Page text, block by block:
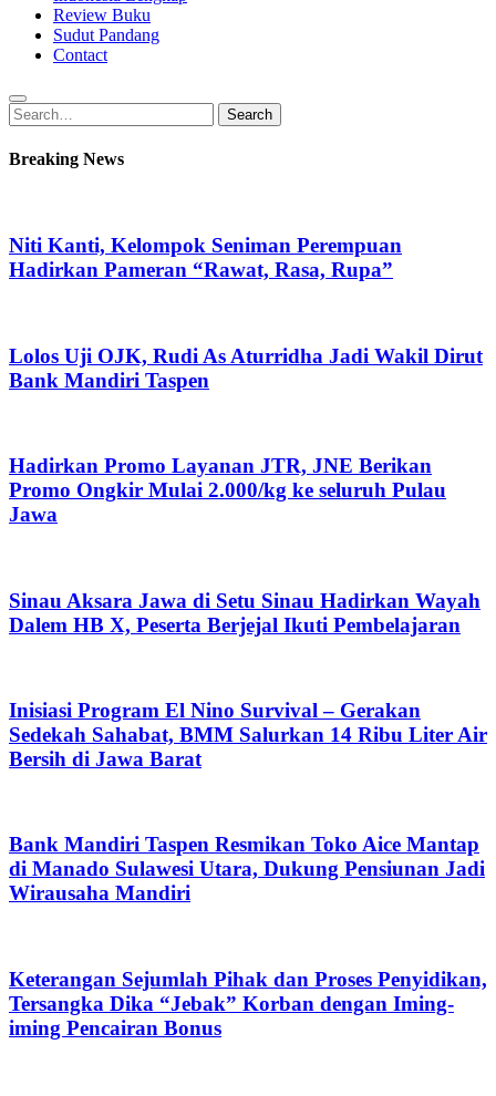
Review Buku
Sudut Pandang
Contact
Search
for:
Search
Breaking News
Niti Kanti, Kelompok Seniman Perempuan
Hadirkan Pameran “Rawat, Rasa, Rupa”
Lolos Uji OJK, Rudi As Aturridha Jadi Wakil Dirut
Bank Mandiri Taspen
Hadirkan Promo Layanan JTR, JNE Berikan
Promo Ongkir Mulai 2.000/kg ke seluruh Pulau
Jawa
Sinau Aksara Jawa di Setu Sinau Hadirkan Wayah
Dalem HB X, Peserta Berjejal Ikuti Pembelajaran
Inisiasi Program El Nino Survival – Gerakan
Sedekah Sahabat, BMM Salurkan 14 Ribu Liter Air
Bersih di Jawa Barat
Bank Mandiri Taspen Resmikan Toko Aice Mantap
di Manado Sulawesi Utara, Dukung Pensiunan Jadi
Wirausaha Mandiri
Keterangan Sejumlah Pihak dan Proses Penyidikan,
Tersangka Dika “Jebak” Korban dengan Iming-
iming Pencairan Bonus